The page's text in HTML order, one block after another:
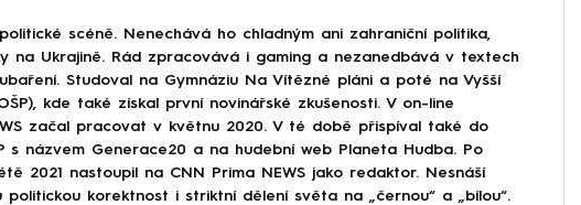
scéně. Nenechává ho chladným ani zahraniční politika,
na Ukrajině. Rád zpracovává i gaming a nezanedbává v textech
Studoval na Gymnáziu Na Vítězné pláni a poté na Vyšší
kde také získal první novinářské zkušenosti. V on-line
začal pracovat v květnu 2020. V té době přispíval také do
s názvem Generace20 a na hudební web Planeta Hudba. Po
2021 nastoupil na CNN Prima NEWS jako redaktor. Nesnáší
korektnost i striktní dělení světa na „černou“ a „bílou“.